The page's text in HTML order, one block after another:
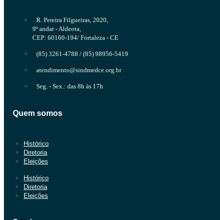
R. Pereira Filgueiras, 2020,
9º andar - Aldeota,
CEP: 60160-194/ Fortaleza - CE
(85) 3261-4788 / (85) 98956-5419
atendimento@sindmedce.org.br
Seg. - Sex.: das 8h às 17h
Quem somos
Histórico
Diretoria
Eleições
Histórico
Diretoria
Eleições